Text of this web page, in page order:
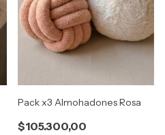
Pack x3 Almohadones Rosa
$105.300,00